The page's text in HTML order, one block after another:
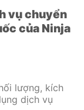
vụ chuyển
của Ninja
lượng, kích
dịch vụ